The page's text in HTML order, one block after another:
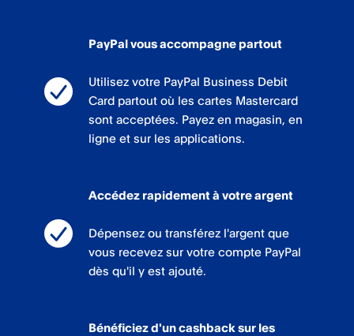
PayPal vous accompagne partout
Utilisez votre PayPal Business Debit
Card partout où les cartes Mastercard
sont acceptées. Payez en magasin, en
ligne et sur les applications.
Accédez rapidement à votre argent
Dépensez ou transférez l'argent que
vous recevez sur votre compte PayPal
dès qu'il y est ajouté.
Bénéficiez d'un cashback sur les